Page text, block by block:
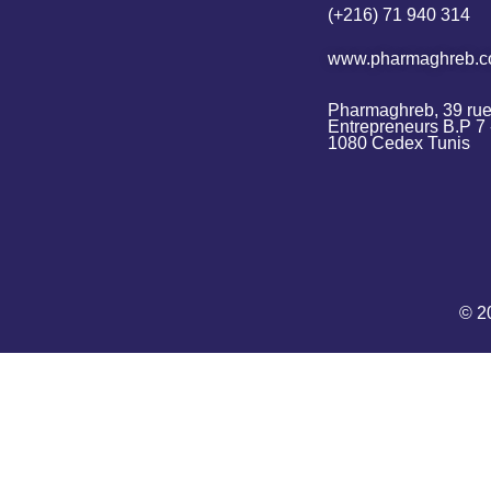
(+216) 71 940 314
Pharmaghreb, 39
Entrepreneurs B.P 7
1080 Cedex Tunis
©